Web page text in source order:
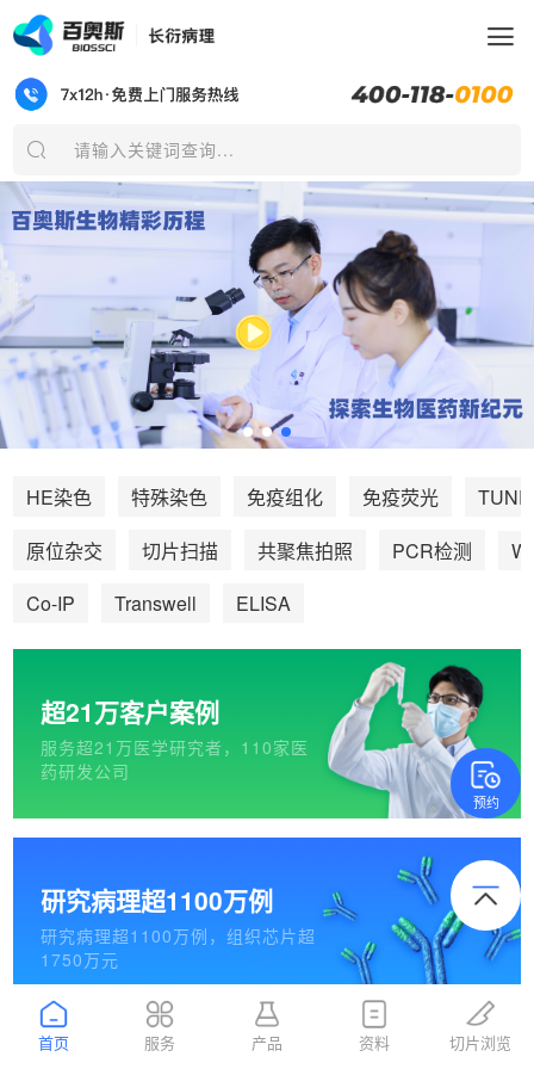
预约
请输入关键词查询...
HE染色 特殊染色 免疫组化 免疫荧光
原位杂交
切片扫描 共聚焦拍照 PCR检测
Co-IP
Transwell ELISA
超21万客户案例
服务超21万医学研究者，110家医
药研发公司
研究病理超1100万例
研究病理超1100万例，组织芯片超
1750万元
首页 服务 产品 资料 切片浏览